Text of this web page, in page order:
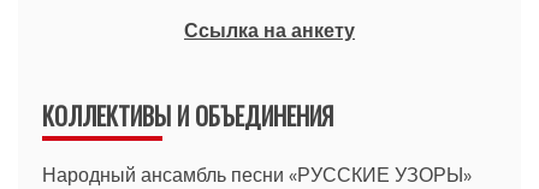
Ссылка на анкету
КОЛЛЕКТИВЫ И ОБЪЕДИНЕНИЯ
Народный ансамбль песни «РУССКИЕ УЗОРЫ»